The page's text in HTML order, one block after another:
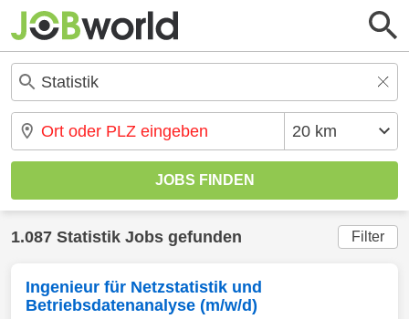
1.087 Statistik Jobs gefunden Filter
Ingenieur für Netzstatistik und
Betriebsdatenanalyse (m/w/d)